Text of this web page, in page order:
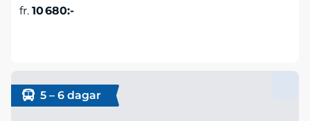
fr. 10 680:-
5 – 6 dagar